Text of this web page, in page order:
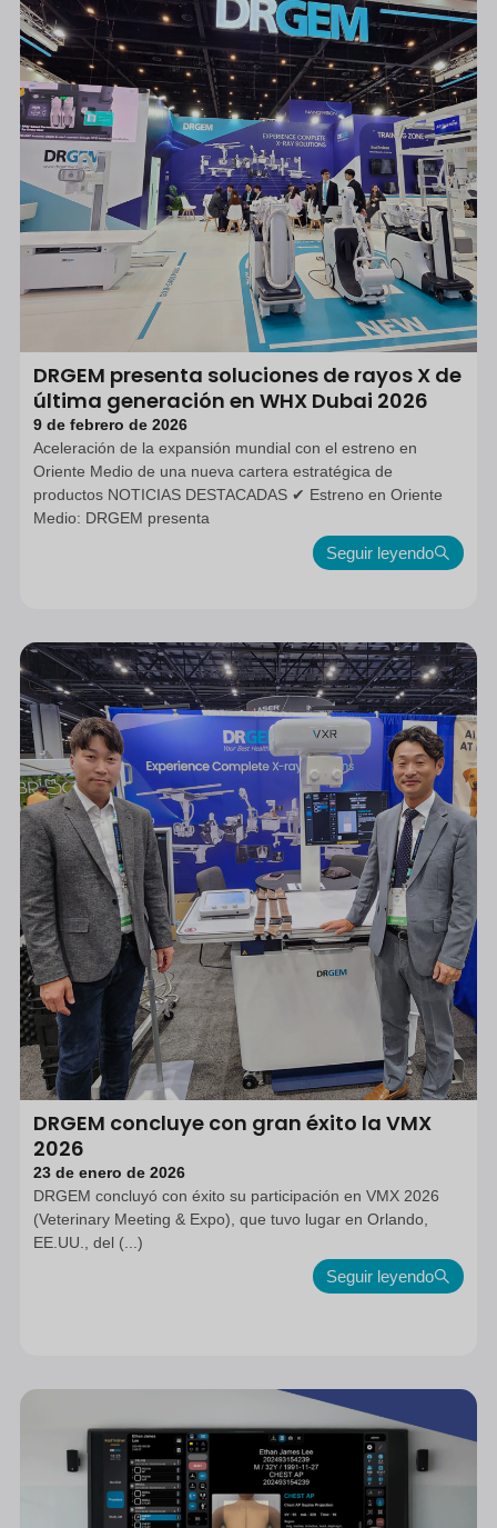
DRGEM presenta soluciones de rayos X de
última generación en WHX Dubai 2026
9 de febrero de 2026
Aceleración de la expansión mundial con el estreno en
Oriente Medio de una nueva cartera estratégica de
productos NOTICIAS DESTACADAS ✔ Estreno en Oriente
Medio: DRGEM presenta
Seguir leyendo
DRGEM concluye con gran éxito la VMX
2026
23 de enero de 2026
DRGEM concluyó con éxito su participación en VMX 2026
(Veterinary Meeting & Expo), que tuvo lugar en Orlando,
EE.UU., del (...)
Seguir leyendo